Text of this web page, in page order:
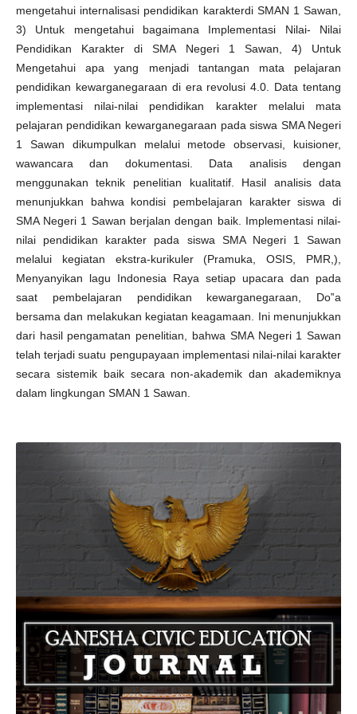
mengetahui internalisasi pendidikan karakterdi SMAN 1 Sawan,
3) Untuk mengetahui bagaimana Implementasi Nilai- Nilai
Pendidikan Karakter di SMA Negeri 1 Sawan, 4) Untuk
Mengetahui apa yang menjadi tantangan mata pelajaran
pendidikan kewarganegaraan di era revolusi 4.0. Data tentang
implementasi nilai-nilai pendidikan karakter melalui mata
pelajaran pendidikan kewarganegaraan pada siswa SMA Negeri
1 Sawan dikumpulkan melalui metode observasi, kuisioner,
wawancara dan dokumentasi. Data analisis dengan
menggunakan teknik penelitian kualitatif. Hasil analisis data
menunjukkan bahwa kondisi pembelajaran karakter siswa di
SMA Negeri 1 Sawan berjalan dengan baik. Implementasi nilai-
nilai pendidikan karakter pada siswa SMA Negeri 1 Sawan
melalui kegiatan ekstra-kurikuler (Pramuka, OSIS, PMR,),
Menyanyikan lagu Indonesia Raya setiap upacara dan pada
saat pembelajaran pendidikan kewarganegaraan, Do‟a
bersama dan melakukan kegiatan keagamaan. Ini menunjukkan
dari hasil pengamatan penelitian, bahwa SMA Negeri 1 Sawan
telah terjadi suatu pengupayaan implementasi nilai-nilai karakter
secara sistemik baik secara non-akademik dan akademiknya
dalam lingkungan SMAN 1 Sawan.